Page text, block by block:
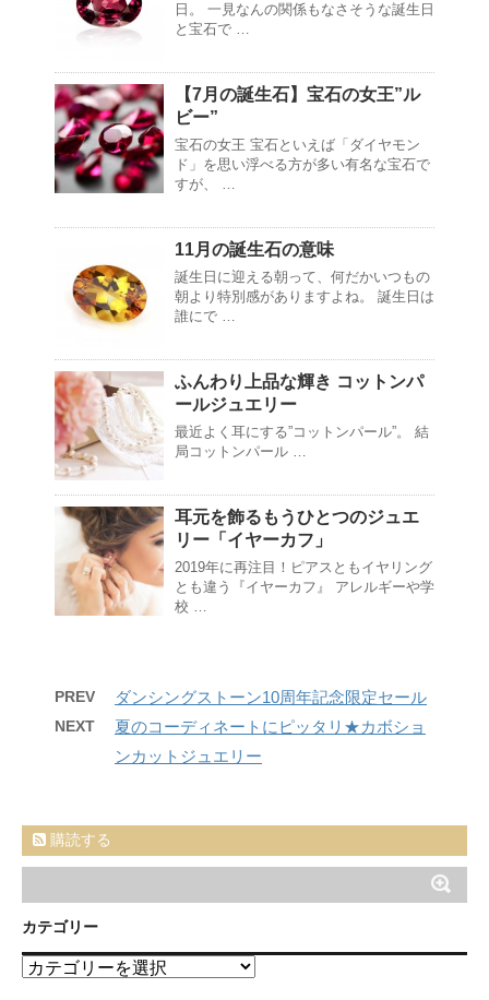
日。 一見なんの関係もなさそうな誕生日
と宝石で …
【7月の誕生石】宝石の女王”ル
ビー”
宝石の女王 宝石といえば「ダイヤモン
ド」を思い浮べる方が多い有名な宝石で
すが、 …
11月の誕生石の意味
誕生日に迎える朝って、何だかいつもの
朝より特別感がありますよね。 誕生日は
誰にで …
ふんわり上品な輝き コットンパ
ールジュエリー
最近よく耳にする”コットンパール”。 結
局コットンパール …
耳元を飾るもうひとつのジュエ
リー「イヤーカフ」
2019年に再注目！ピアスともイヤリング
とも違う『イヤーカフ』 アレルギーや学
校 …
PREV ダンシングストーン10周年記念限定セール
NEXT
夏のコーディネートにピッタリ★カボショ
ンカットジュエリー
購読する
カテゴリー
カ